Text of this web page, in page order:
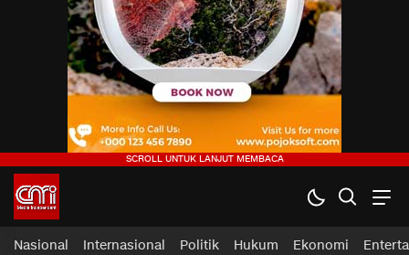
CMI News
Berani, Integritas dan Loyalitas
Nasional Internasional Politik Hukum Ekonomi